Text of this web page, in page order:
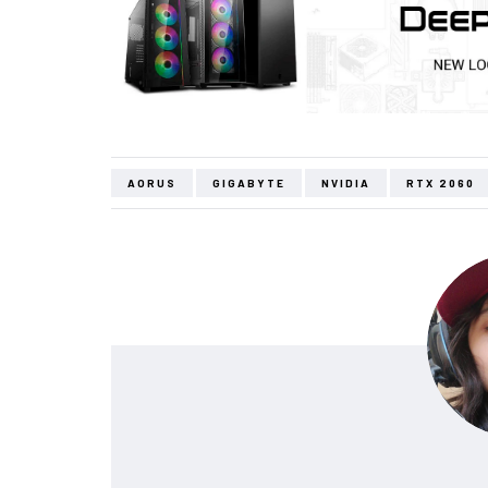
AORUS GIGABYTE NVIDIA RTX 2060